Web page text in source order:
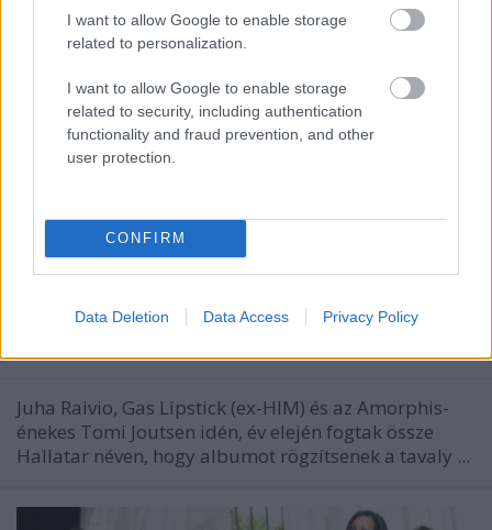
I want to allow Google to enable storage
related to personalization.
I want to allow Google to enable storage
related to security, including authentication
functionality and fraud prevention, and other
user protection.
CONFIRM
Data Deletion Data Access Privacy Policy
Október 20-án érkezik a Hallatar
album!
Jön az új videóklip is!
Juha Raivio, Gas Lipstick (ex-HIM) és az Amorphis-
énekes Tomi Joutsen idén, év elején fogtak össze
Hallatar néven, hogy albumot rögzítsenek a tavaly ...